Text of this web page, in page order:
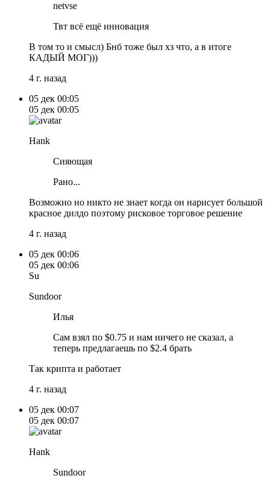
netvse
Твт всё ещё инновация
В том то и смысл) Бнб тоже был хз что, а в итоге
КАДЫЙ МОГ)))
4 г. назад
05 дек 00:05
05 дек 00:05
Hank
Сияющая
Рано...
Возможно но никто не знает когда он нарисует большой
красное дилдо поэтому рисковое торговое решение
4 г. назад
05 дек 00:06
05 дек 00:06
Su
Sundoor
Илья
Сам взял по $0.75 и нам ничего не сказал, а
теперь предлагаешь по $2.4 брать
Так крипта и работает
4 г. назад
05 дек 00:07
05 дек 00:07
Hank
Sundoor